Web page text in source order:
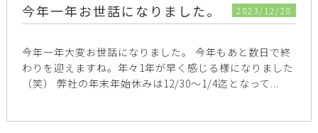
今年一年お世話になりました。 2023/12/28
今年一年大変お世話になりました。 今年もあと数日で終
わりを迎えますね。年々1年が早く感じる様になりました
（笑） 弊社の年末年始休みは12/30～1/4迄となって...